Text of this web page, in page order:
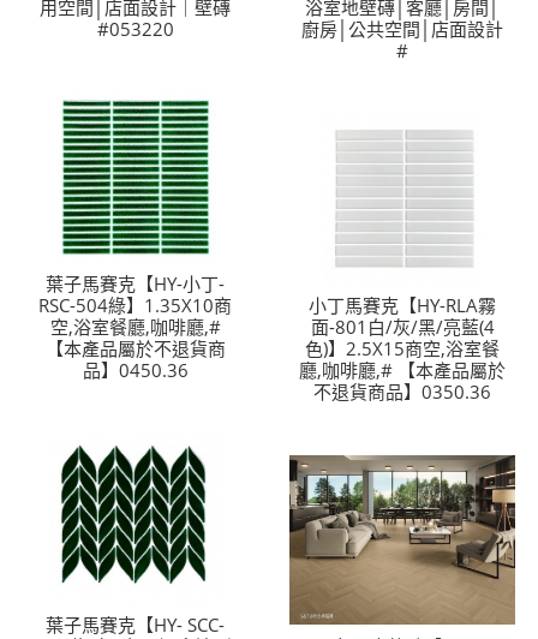
用空間│店面設計｜壁磚
#053220
浴室地壁磚│客廳│房間│
廚房│公共空間│店面設計
#
葉子馬賽克【HY-小丁-
RSC-504綠】1.35X10商
空,浴室餐廳,咖啡廳,#
【本產品屬於不退貨商
品】0450.36
小丁馬賽克【HY-RLA霧
面-801白/灰/黑/亮藍(4
色)】2.5X15商空,浴室餐
廳,咖啡廳,# 【本產品屬於
不退貨商品】0350.36
葉子馬賽克【HY- SCC-